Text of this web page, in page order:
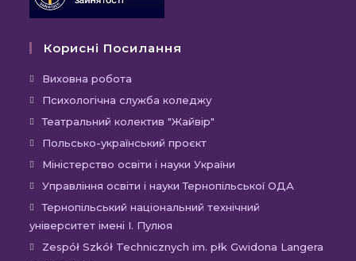
Корисні Посилання
Виховна робота
Психологічна служба коледжу
Театральний колектив "Жайвір"
Польсько-український проєкт
Міністерство освіти і науки України
Управління освіти і науки Тернопільської ОДА
Тернопільський національний технічний
університет імені І. Пулюя
Zespół Szkół Technicznych im. płk Gwidona Langera